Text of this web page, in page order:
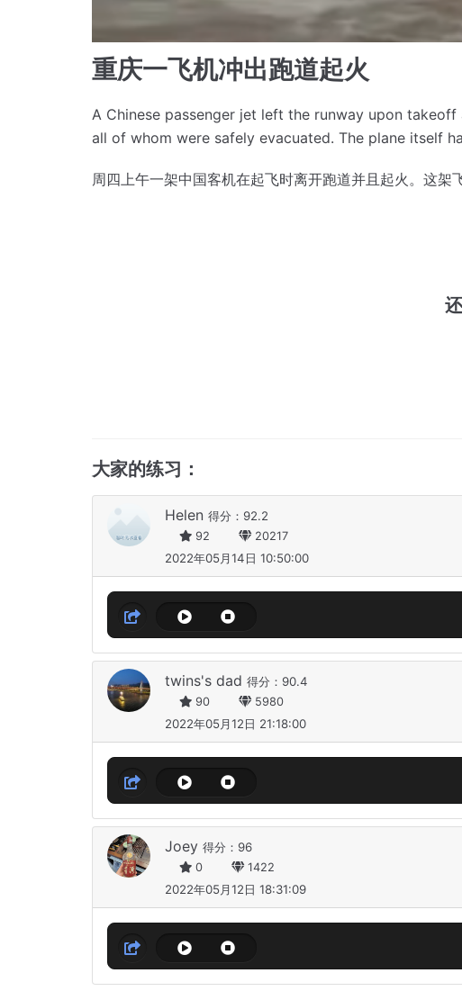
重庆一飞机冲出跑道起火
A Chinese passenger jet left the runway upon
all of whom were safely evacuated. The plane itself
周四上午一架中国客机在起飞时离开跑道并且起火。 这架
大家的练习：
Helen 得分：92.2
92 20217
2022年05月14日 10:50:00
twins's dad 得分：90.4
90 5980
2022年05月12日 21:18:00
Joey 得分：96
0 1422
2022年05月12日 18:31:09